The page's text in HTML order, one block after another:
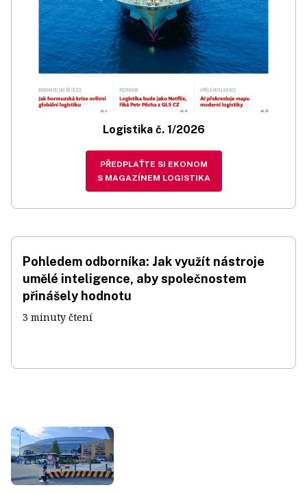
Logistika č. 1/2026
PŘEDPLAŤTE SI EKONOM
S MAGAZÍNEM LOGISTIKA
Pohledem odborníka: Jak využít nástroje
umělé inteligence, aby společnostem
přinášely hodnotu
3 minuty čtení